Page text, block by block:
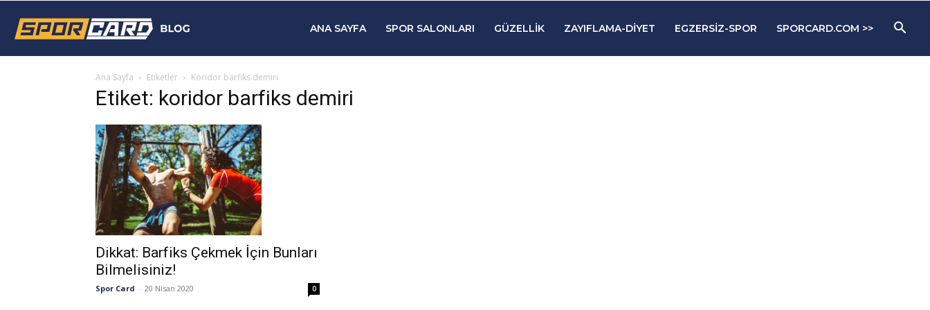
Blog
ANA SAYFA SPOR SALONLARI GÜZELLIK ZAYIFLAMA-DIYET EGZERSIZ-SPOR SPORCARD.COM >>
Ana Sayfa Etiketler Koridor barfiks demiri
Etiket: koridor barfiks demiri
Dikkat: Barfiks Çekmek İçin Bunları
Bilmelisiniz!
Spor Card - 20 Nisan 2020 0